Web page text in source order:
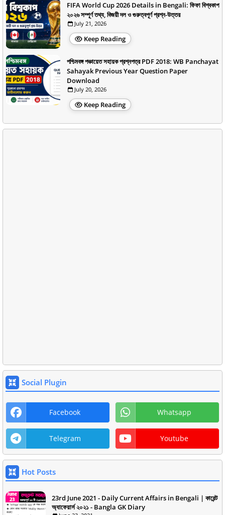
FIFA World Cup 2026 Details in Bengali: ফিফা বিশ্বকাপ
২০২৬ সম্পূর্ণ তথ্য, বিজয়ী দল ও গুরুত্বপূর্ণ প্রশ্ন-উত্তর
July 21, 2026
Keep Reading
পশ্চিমবঙ্গ পঞ্চায়েত সহায়ক প্রশ্নপত্র PDF 2018: WB Panchayat
Sahayak Previous Year Question Paper
Download
July 20, 2026
Keep Reading
Social Plugin
Facebook Whatsapp
Telegram Youtube
Hot Posts
23rd June 2021 - Daily Current Affairs in Bengali | কারেন্ট
অ্যাফেয়ার্স ২০২১ - Bangla GK Diary